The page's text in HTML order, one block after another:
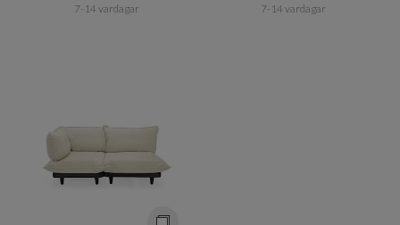
7-14 vardagar 7-14 vardagar